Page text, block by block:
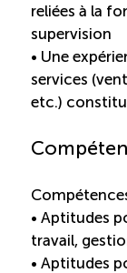
reliées à la
supervision
• Une
services
etc.)
• Aptitudes
travail,
• Aptitudes